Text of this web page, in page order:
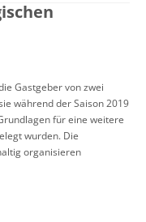
Gastgeber von zwei
während der Saison 2019
für eine weitere
wurden. Die
organisieren